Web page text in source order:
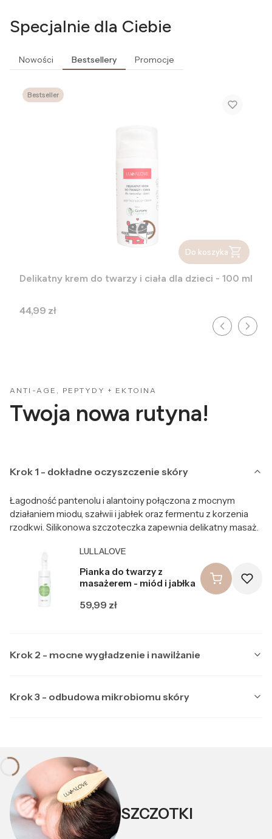
Specjalnie dla Ciebie
Nowości Bestsellery Promocje
Bestseller
Do koszyka
Delikatny krem do twarzy i ciała dla dzieci - 100 ml
Cena
44,99 zł
ANTI-AGE, PEPTYDY + EKTOINA
Twoja nowa rutyna!
Krok 1 - dokładne oczyszczenie skóry
Łagodność pantenolu i alantoiny połączona z mocnym
działaniem miodu, szałwii i jabłek oraz fermentu z korzenia
rzodkwi. Silikonowa szczoteczka zapewnia delikatny masaż.
Producent LULLALOVE
LULLALOVE
Pianka do twarzy z
masażerem - miód i jabłka
Cena
59,99 zł
Krok 2 - mocne wygładzenie i nawilżanie
Multipeptydowe serum do
twarzy z ektoiną
Cena
99,99 zł
Krok 3 - odbudowa mikrobiomu skóry
Producent LULLALOVE
LULLALOVE
Kojąca maska nocna z
ektoiną i prebiotykami
Cena
89,99 zł
SZCZOTKI